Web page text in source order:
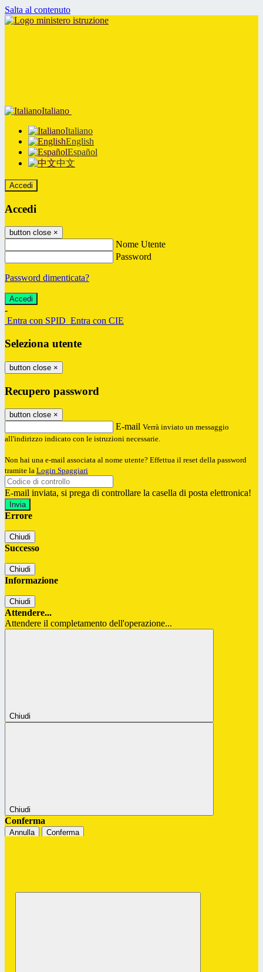
Salta al contenuto
Italiano
Italiano
English
Español
中文
Accedi
Accedi
button close ×
Nome Utente
Password
Password dimenticata?
-
Entra con SPID Entra con CIE
Seleziona utente
button close ×
Recupero password
button close ×
E-mail Verrà inviato un messaggio
all'indirizzo indicato con le istruzioni necessarie.
Non hai una e-mail associata al nome utente? Effettua il reset della password
tramite la Login Spaggiari
E-mail inviata, si prega di controllare la casella di posta elettronica!
Errore
Chiudi
Successo
Chiudi
Informazione
Chiudi
Attendere...
Attendere il completamento dell'operazione...
Chiudi
Chiudi
Conferma
Annulla Conferma